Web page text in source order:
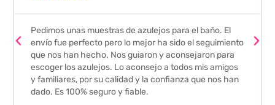
Pedimos unas muestras de azulejos para el baño. El
envío fue perfecto pero lo mejor ha sido el seguimiento
que nos han hecho. Nos guiaron y aconsejaron para
escoger los azulejos. Lo aconsejo a todos mis amigos
y familiares, por su calidad y la confianza que nos han
dado. Es 100% seguro y fiable.